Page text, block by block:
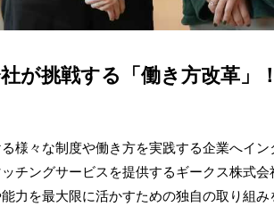
が挑戦する「働き方改革」
様々な制度や働き方を実践する企業へイ
チングサービスを提供するギークス株式
力を最大限に活かすための独自の取り組み